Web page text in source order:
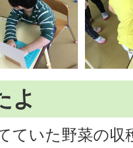
よ
ていた野菜の収